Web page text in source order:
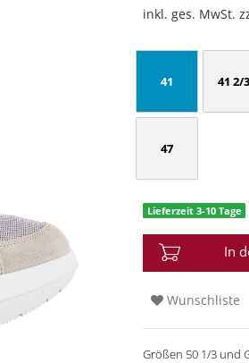
inkl. ges. MwSt.
41 41 2/3
47
Lieferzeit 3-10 Tage
In
Wunschliste
Größen 50 1/3 und